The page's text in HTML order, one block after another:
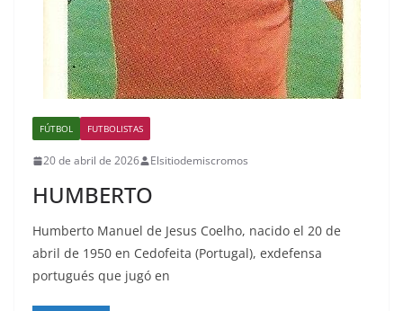
FÚTBOL FUTBOLISTAS
20 de abril de 2026 Elsitiodemiscromos
HUMBERTO
Humberto Manuel de Jesus Coelho, nacido el 20 de
abril de 1950 en Cedofeita (Portugal), exdefensa
portugués que jugó en